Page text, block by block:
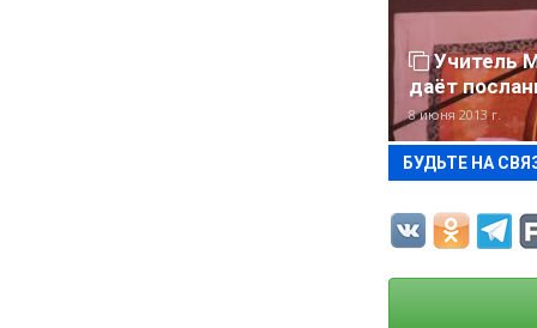
Учитель
даёт
8 июня 2013 г.
БУДЬТЕ НА